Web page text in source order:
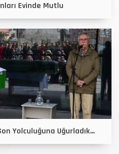
Evinde Mutlu
Yolculuğuna Uğurladık…